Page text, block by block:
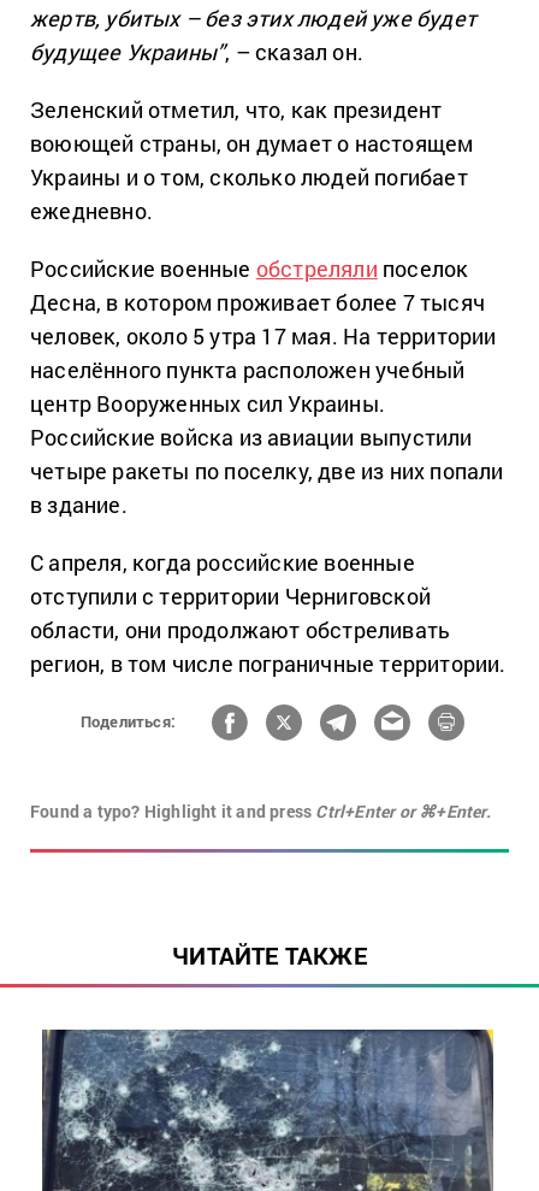
жертв, убитых – без этих людей уже будет
будущее Украины”, – сказал он.
Зеленский отметил, что, как президент
воюющей страны, он думает о настоящем
Украины и о том, сколько людей погибает
ежедневно.
Российские военные обстреляли поселок
Десна, в котором проживает более 7 тысяч
человек, около 5 утра 17 мая. На территории
населённого пункта расположен учебный
центр Вооруженных сил Украины.
Российские войска из авиации выпустили
четыре ракеты по поселку, две из них попали
в здание.
С апреля, когда российские военные
отступили с территории Черниговской
области, они продолжают обстреливать
регион, в том числе пограничные территории.
Поделиться:
Found a typo? Highlight it and press Ctrl+Enter or ⌘+Enter.
ЧИТАЙТЕ ТАКЖЕ